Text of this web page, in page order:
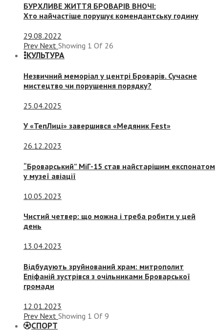
БУРХЛИВЕ ЖИТТЯ БРОВАРІВ ВНОЧІ:
Хто найчастіше порушує комендантську годину
29.08.2022
Prev Next Showing 1 Of 26
КУЛЬТУРА
Незвичний меморіал у центрі Броварів. Сучасне
мистецтво чи порушення порядку?
25.04.2025
У «ТепЛиці» завершився «Медяник Fest»
26.12.2023
“Броварський” МіГ-15 став найстарішим експонатом
у музеї авіації
10.05.2023
Чистий четвер: що можна і треба робити у цей
день
13.04.2023
Відбудують зруйнований храм: митрополит
Епіфаній зустрівся з очільниками Броварської
громади
12.01.2023
Prev Next Showing 1 Of 9
СПОРТ